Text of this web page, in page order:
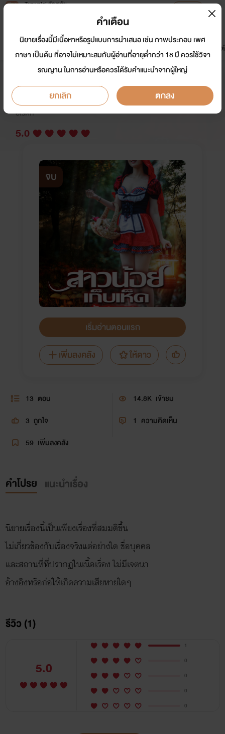
Tunwalai ธัญวลัย
หน้าแรก นิยาย อีบุ๊ก การ์ตูน
มาใหม่
ดรีมแชท ธัญลิสต์
สาวน้อยเก็บเห็ดกับสามอสูร
นักเขียน: กาสะลอง.
อีโรติก
5.0
จบ
เริ่มอ่านตอนแรก
เพิ่มลงคลัง
ให้ดาว
13 ตอน 14.8K เข้าชม
3 ถูกใจ 1 ความคิดเห็น
59 เพิ่มลงคลัง
คำโปรย แนะนำเรื่อง
นิยายเรื่องนี้เป็นเพียงเรื่องที่สมมติขึ้น
ไม่เกี่ยวข้องกับเรื่องจริงแต่อย่างใด ชื่อบุคคล
และสถานที่ที่ปรากฏในเนื้อเรื่อง ไม่มีเจตนา
รีวิว (1)
5.0
1
0
0
0
0
คำเตือน
นิยายเรื่องนี้มีเนื้อหาหรือรูปแบบการนำเสนอ เช่น ภาพประกอบ เพศ
ภาษา เป็นต้น ที่อาจไม่เหมาะสมกับผู้อ่านที่อายุต่ำกว่า 18 ปี ควรใช้วิจา
รณญาน ในการอ่านหรือควรได้รับคำแนะนำจากผู้ใหญ่
ยกเลิก ตกลง